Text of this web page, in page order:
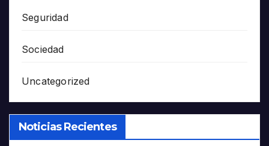
Seguridad
Sociedad
Uncategorized
Noticias Recientes